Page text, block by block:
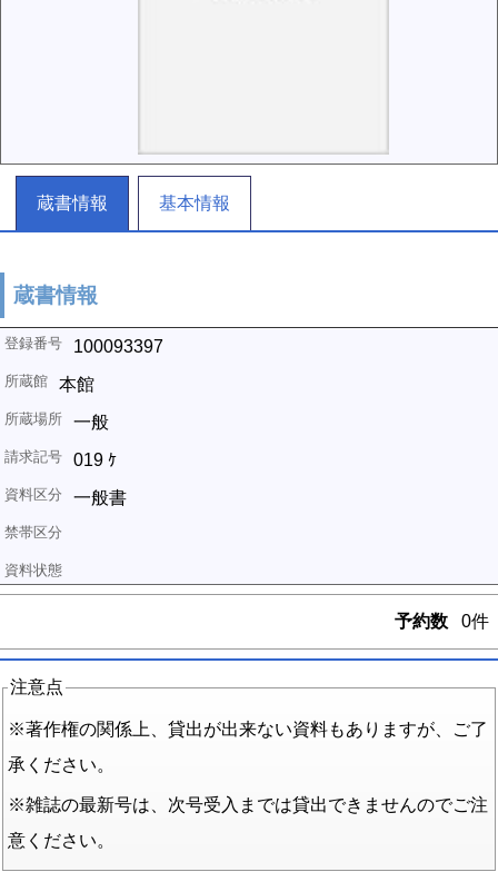
蔵書情報 基本情報
蔵書情報
100093397
本館
一般
019 ｹ
一般書
予約数 0件
注意点
※著作権の関係上、貸出が出来ない資料もありますが、ご了
承ください。
※雑誌の最新号は、次号受入までは貸出できませんのでご注
意ください。